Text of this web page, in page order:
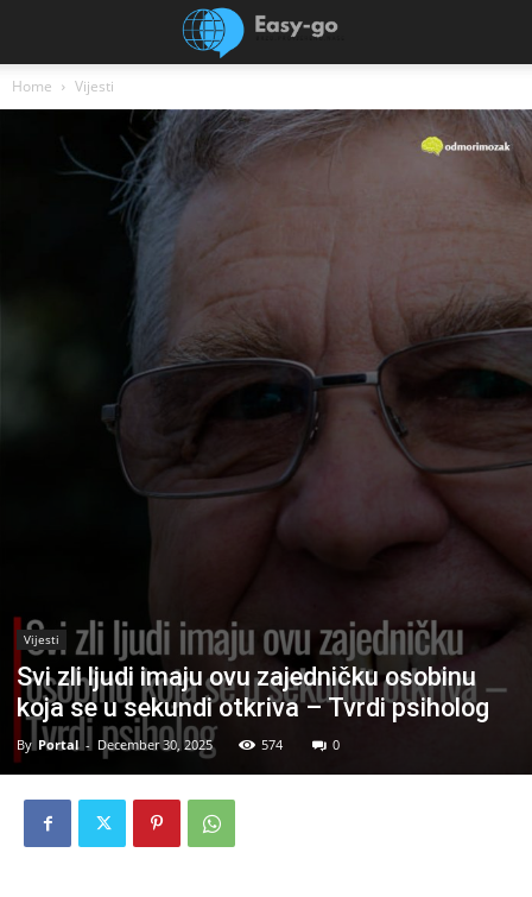
Home Vijesti
Vijesti
Svi zli ljudi imaju ovu zajedničku osobinu
koja se u sekundi otkriva – Tvrdi psiholog
By Portal - December 30, 2025 574 0